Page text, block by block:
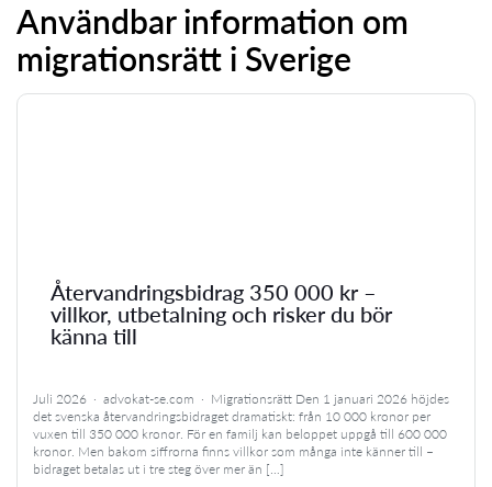
Användbar information om
migrationsrätt i Sverige
Återvandringsbidrag 350 000 kr –
villkor, utbetalning och risker du bör
känna till
Juli 2026 · advokat-se.com · Migrationsrätt Den 1 januari 2026 höjdes
det svenska återvandringsbidraget dramatiskt: från 10 000 kronor per
vuxen till 350 000 kronor. För en familj kan beloppet uppgå till 600 000
kronor. Men bakom siffrorna finns villkor som många inte känner till –
bidraget betalas ut i tre steg över mer än […]